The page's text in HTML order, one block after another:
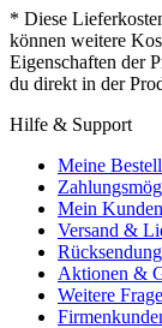
* Diese
können weitere
Eigenschaften der
du direkt in der
Hilfe & Support
Meine
Mein
Versand &
Aktionen &
Weitere